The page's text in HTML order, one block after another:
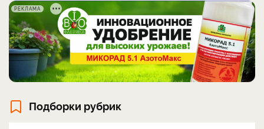
РЕКЛАМА
Подборки рубрик